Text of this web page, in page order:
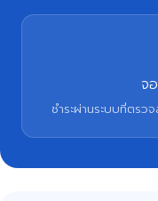
จ
ชำระผ่านระบบที่ตรว